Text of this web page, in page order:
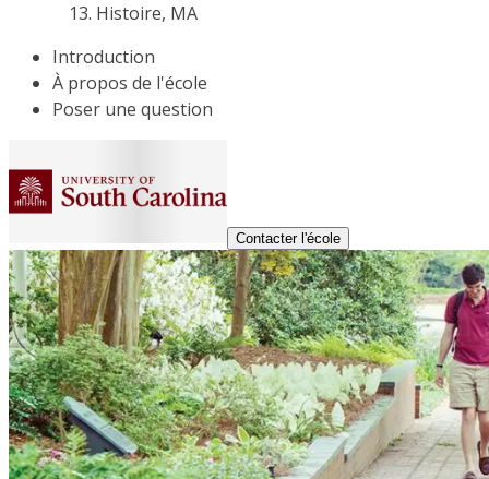
Histoire, MA
Introduction
À propos de l'école
Poser une question
Contacter l'école